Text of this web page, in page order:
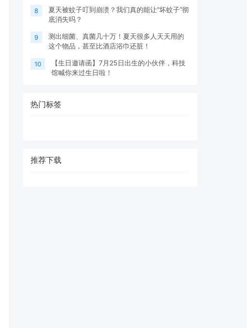
8
夏天被蚊子叮到崩溃？我们真的能让“坏蚊子”彻
底消失吗？
9
测出细菌、真菌几十万！夏天很多人天天用的
这个物品，甚至比酒店浴巾还脏！
10
【生日邀请函】7月25日出生的小伙伴，科技
馆喊你来过生日啦！
热门标签
推荐下载